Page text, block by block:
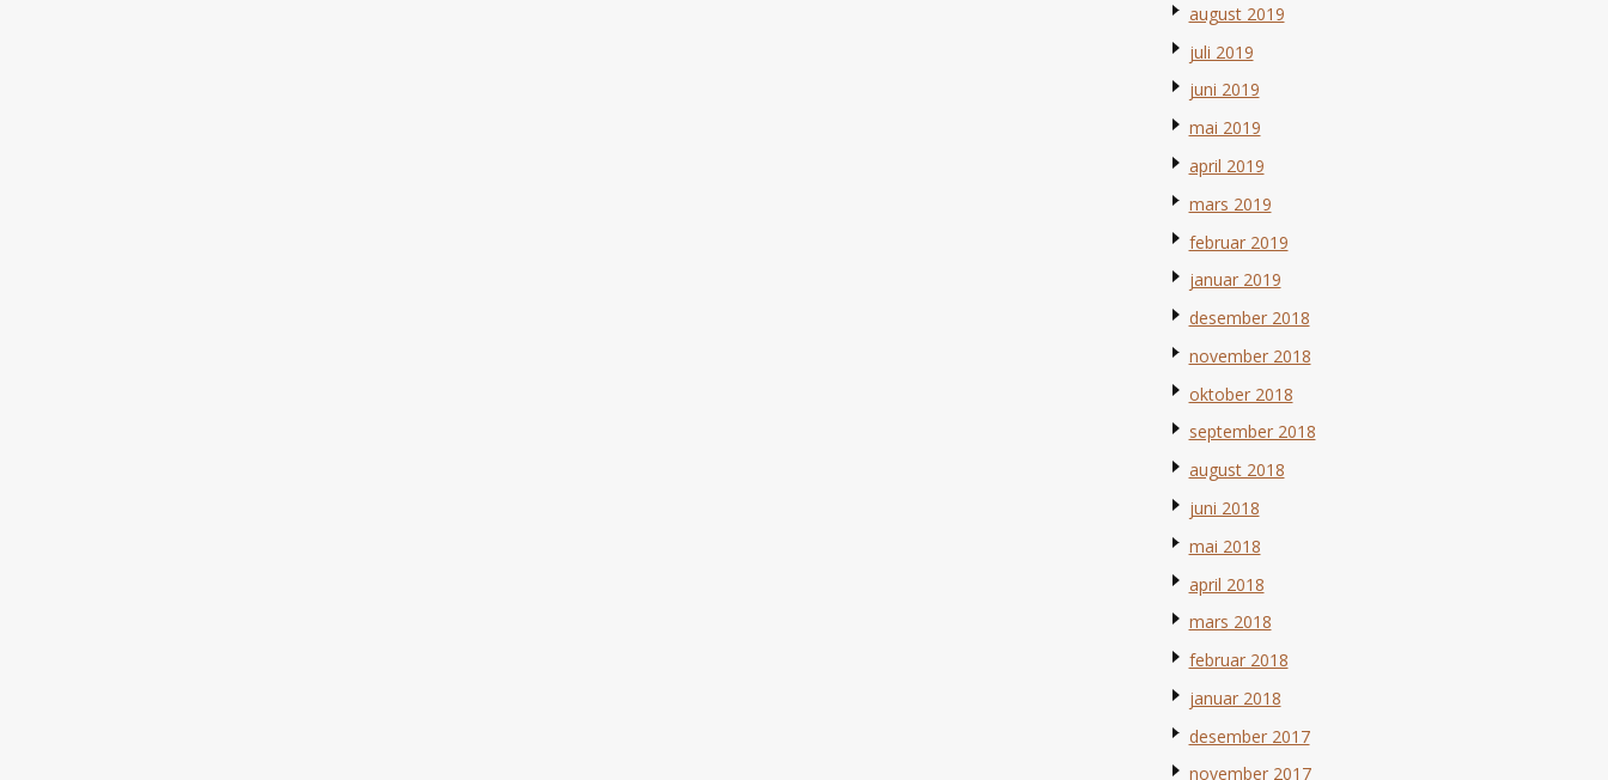
august 2019
juli 2019
juni 2019
mai 2019
april 2019
mars 2019
februar 2019
januar 2019
desember 2018
november 2018
oktober 2018
september 2018
august 2018
juni 2018
mai 2018
april 2018
mars 2018
februar 2018
januar 2018
desember 2017
november 2017